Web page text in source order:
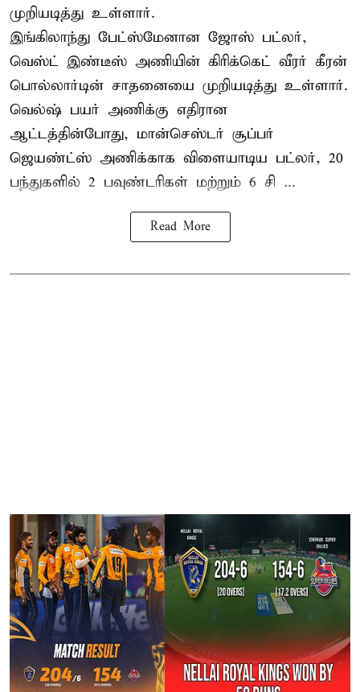
முறியடித்து உள்ளார்.
இங்கிலாந்து பேட்ஸ்மேனான ஜோஸ் பட்லர்,
வெஸ்ட் இண்டீஸ் அணியின் கிரிக்கெட் வீரர் கீரன்
பொல்லார்டின் சாதனையை முறியடித்து உள்ளார்.
வெல்ஷ் பயர் அணிக்கு எதிரான
ஆட்டத்தின்போது, மான்செஸ்டர் சூப்பர்
ஜெயண்ட்ஸ் அணிக்காக விளையாடிய பட்லர், 20
பந்துகளில் 2 பவுண்டரிகள் மற்றும் 6 சி ...
Read More